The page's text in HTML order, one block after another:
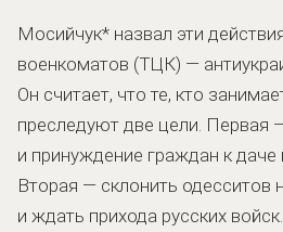
Мосийчук* назвал эти
военкоматов (ТЦК) —
Он считает, что те, кто
преследуют две цели. Первая
и принуждение граждан к даче
Вторая — склонить одесситов
и ждать прихода русских войск.